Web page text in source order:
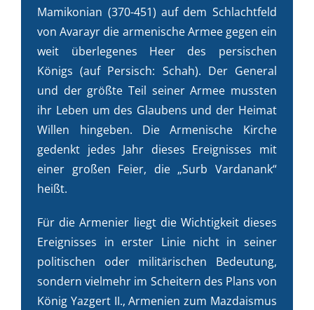
Mamikonian (370-451) auf dem Schlachtfeld
von Avarayr die armenische Armee gegen ein
weit überlegenes Heer des persischen
Königs (auf Persisch: Schah). Der General
und der größte Teil seiner Armee mussten
ihr Leben um des Glaubens und der Heimat
Willen hingeben. Die Armenische Kirche
gedenkt jedes Jahr dieses Ereignisses mit
einer großen Feier, die „Surb Vardanank“
heißt.
Für die Armenier liegt die Wichtigkeit dieses
Ereignisses in erster Linie nicht in seiner
politischen oder militärischen Bedeutung,
sondern vielmehr im Scheitern des Plans von
König Yazgert II., Armenien zum Mazdaismus